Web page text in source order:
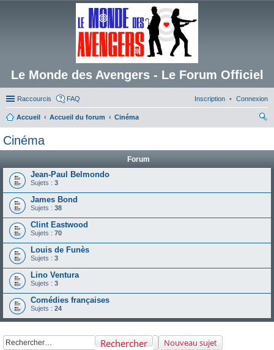
Le Monde des Avengers - Le Forum Officiel
Raccourcis FAQ Connexion
Inscription
Accueil Accueil du forum
Cinéma
Cinéma
Forum
Jean-Paul Belmondo
Sujets : 3
James Bond
Sujets : 38
Clint Eastwood
Sujets : 70
Louis de Funès
Sujets : 3
Lino Ventura
Sujets : 3
Comédies françaises
Sujets : 24
Nouveau sujet
Rechercher